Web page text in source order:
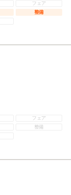
フェア
整備
フェア
整備